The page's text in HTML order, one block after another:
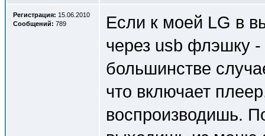
Регистрация: 15.06.2010
Сообщений: 789
Если к моей LG в
через usb флэшку
большинстве
что включает
воспроизводишь.